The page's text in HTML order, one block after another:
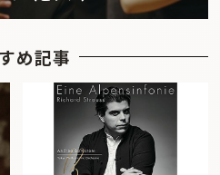
め記事